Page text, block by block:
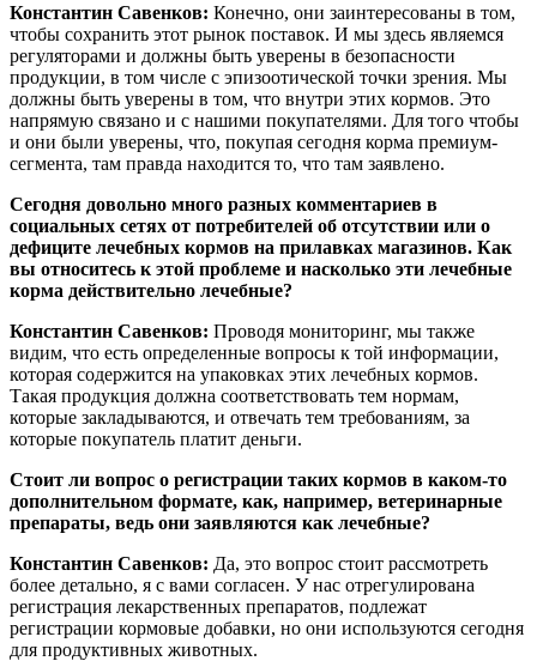
Константин Савенков: Конечно, они заинтересованы в том,
чтобы сохранить этот рынок поставок. И мы здесь являемся
регуляторами и должны быть уверены в безопасности
продукции, в том числе с эпизоотической точки зрения. Мы
должны быть уверены в том, что внутри этих кормов. Это
напрямую связано и с нашими покупателями. Для того чтобы
и они были уверены, что, покупая сегодня корма премиум-
сегмента, там правда находится то, что там заявлено.
Сегодня довольно много разных комментариев в
социальных сетях от потребителей об отсутствии или о
дефиците лечебных кормов на прилавках магазинов. Как
вы относитесь к этой проблеме и насколько эти лечебные
корма действительно лечебные?
Константин Савенков: Проводя мониторинг, мы также
видим, что есть определенные вопросы к той информации,
которая содержится на упаковках этих лечебных кормов.
Такая продукция должна соответствовать тем нормам,
которые закладываются, и отвечать тем требованиям, за
которые покупатель платит деньги.
Стоит ли вопрос о регистрации таких кормов в каком-то
дополнительном формате, как, например, ветеринарные
препараты, ведь они заявляются как лечебные?
Константин Савенков: Да, это вопрос стоит рассмотреть
более детально, я с вами согласен. У нас отрегулирована
регистрация лекарственных препаратов, подлежат
регистрации кормовые добавки, но они используются сегодня
для продуктивных животных.